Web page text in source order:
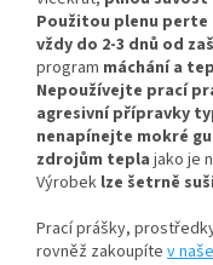
Použitou plenu perte
vždy do 2-3 dnů od
program máchání a
Nepoužívejte prací
agresivní přípravky
nenapínejte mokré
zdrojům tepla jako je
Výrobek lze šetrně
Prací prášky,
rovněž zakoupíte v